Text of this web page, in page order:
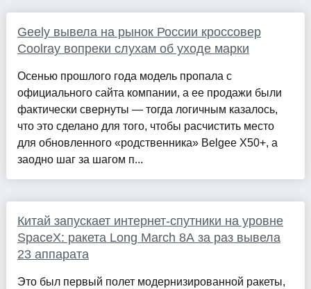
Geely вывела на рынок России кроссовер
Coolray вопреки слухам об уходе марки
Осенью прошлого года модель пропала с
официального сайта компании, а ее продажи были
фактически свернуты — тогда логичным казалось,
что это сделано для того, чтобы расчистить место
для обновленного «родственника» Belgee X50+, а
заодно шаг за шагом п...
Китай запускает интернет-спутники на уровне
SpaceX: ракета Long March 8A за раз вывела
23 аппарата
Это был первый полет модернизированной ракеты,